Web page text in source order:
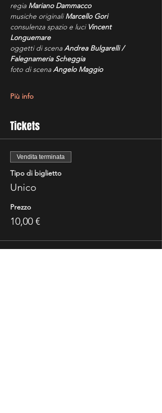
regia Mariano Dammacco
musiche originali Marcello Gori
consulenza spazio e luci Vincent
Longuemare
oggetti di scena Andrea Bulgarelli /
Falegnameria Scheggia
foto di scena Angelo Maggio
Più info
Tickets
Vendita terminata
Tipo di biglietto
Unico
Prezzo
10,00 €